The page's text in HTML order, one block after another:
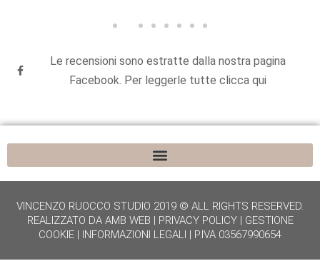
Le recensioni sono estratte dalla nostra pagina
Facebook. Per leggerle tutte clicca qui
VINCENZO RUOCCO STUDIO 2019 © ALL RIGHTS RESERVED.
REALIZZATO DA AMB WEB PRIVACY POLICY| GESTIONE
COOKIE
INFORMAZIONI LEGALI | P.IVA 03567990654